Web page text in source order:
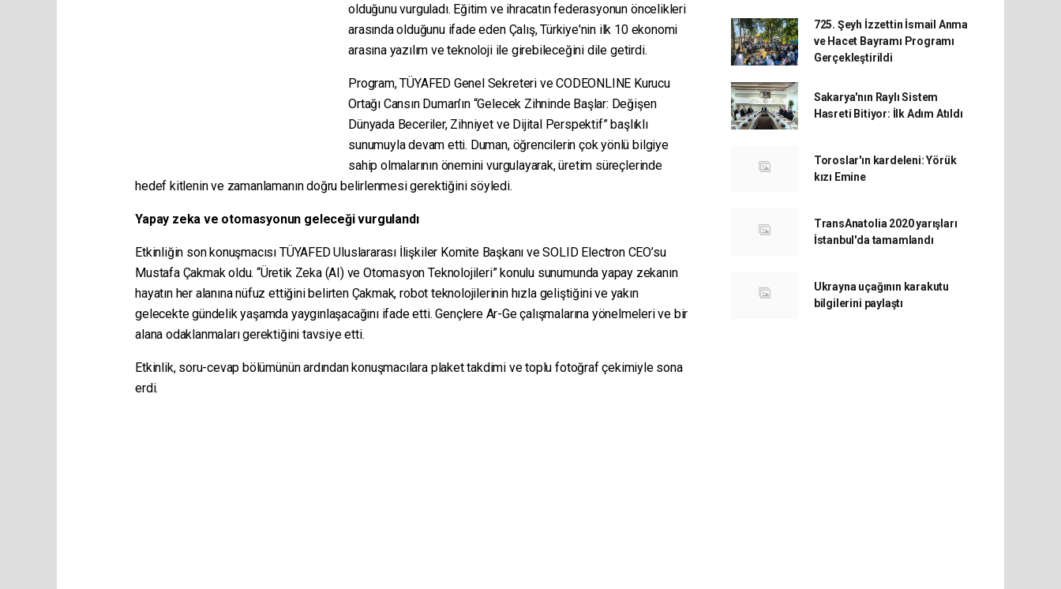
olduğunu vurguladı. Eğitim ve ihracatın federasyonun öncelikleri
arasında olduğunu ifade eden Çalış, Türkiye'nin ilk 10 ekonomi
arasına yazılım ve teknoloji ile girebileceğini dile getirdi.
Program, TÜYAFED Genel Sekreteri ve CODEONLINE Kurucu
Ortağı Cansın Duman’ın “Gelecek Zihninde Başlar: Değişen
Dünyada Beceriler, Zihniyet ve Dijital Perspektif” başlıklı
sunumuyla devam etti. Duman, öğrencilerin çok yönlü bilgiye
sahip olmalarının önemini vurgulayarak, üretim süreçlerinde
hedef kitlenin ve zamanlamanın doğru belirlenmesi gerektiğini söyledi.
Yapay zeka ve otomasyonun geleceği vurgulandı
Etkinliğin son konuşmacısı TÜYAFED Uluslararası İlişkiler Komite Başkanı ve SOLID Electron CEO’su
Mustafa Çakmak oldu. “Üretik Zeka (AI) ve Otomasyon Teknolojileri” konulu sunumunda yapay zekanın
hayatın her alanına nüfuz ettiğini belirten Çakmak, robot teknolojilerinin hızla geliştiğini ve yakın
gelecekte gündelik yaşamda yaygınlaşacağını ifade etti. Gençlere Ar-Ge çalışmalarına yönelmeleri ve bir
alana odaklanmaları gerektiğini tavsiye etti.
Etkinlik, soru-cevap bölümünün ardından konuşmacılara plaket takdimi ve toplu fotoğraf çekimiyle sona
erdi.
725. Şeyh İzzettin İsmail Anma
ve Hacet Bayramı Programı
Gerçekleştirildi
Sakarya'nın Raylı Sistem
Hasreti Bitiyor: İlk Adım Atıldı
Toroslar'ın kardeleni: Yörük
kızı Emine
TransAnatolia 2020 yarışları
İstanbul'da tamamlandı
Ukrayna uçağının karakutu
bilgilerini paylaştı